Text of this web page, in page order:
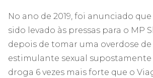
No ano de 2019, foi anunciado
sido levado às pressas para o MP
depois de tomar uma overdose
estimulante sexual supostamente
droga 6 vezes mais forte que o